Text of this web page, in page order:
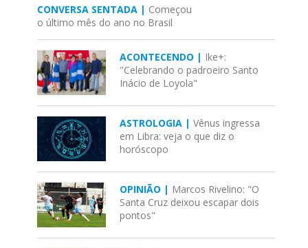
CONVERSA SENTADA | Começou
o último mês do ano no Brasil
ACONTECENDO | Ike+:
"Celebrando o padroeiro Santo
Inácio de Loyola"
ASTROLOGIA |Vênus ingressa
em Libra: veja o que diz o
horóscopo
OPINIÃO | Marcos Rivelino: "O
Santa Cruz deixou escapar dois
pontos"